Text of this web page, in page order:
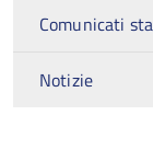
Comunicati
Notizie